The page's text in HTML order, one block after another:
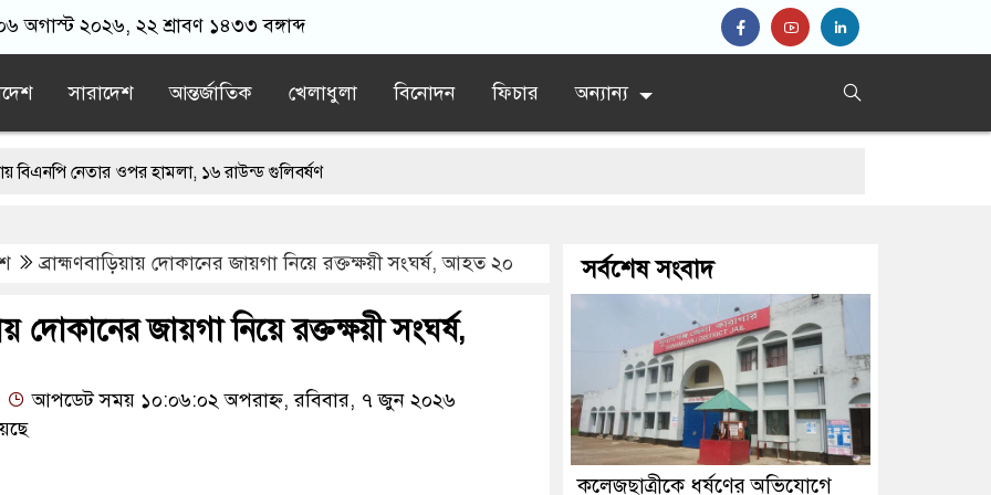
অগাস্ট ২০২৬, ২২ শ্রাবণ ১৪৩৩ বঙ্গাব্দ
সারাদেশ আন্তর্জাতিক খেলাধুলা বিনোদন ফিচার অন্যান্য
ওপর হামলা, ১৬ রাউন্ড গুলিবর্ষণ
গাইলে ‘আকাশ ভেঙে পড়বে না’: কলকাতা হাইকোর্ট
প্রতি অপমান করেছে ভারত: রিজভী
ব্রাহ্মণবাড়িয়ায় দোকানের জায়গা নিয়ে রক্তক্ষয়ী সংঘর্ষ, আহত ২০
দোকানের জায়গা নিয়ে রক্তক্ষয়ী সংঘর্ষ,
আপডেট সময় ১০:০৬:০২ অপরাহ্ন, রবিবার, ৭ জুন ২০২৬
সর্বশেষ সংবাদ
কলেজছাত্রীকে ধর্ষণের অভিযোগে